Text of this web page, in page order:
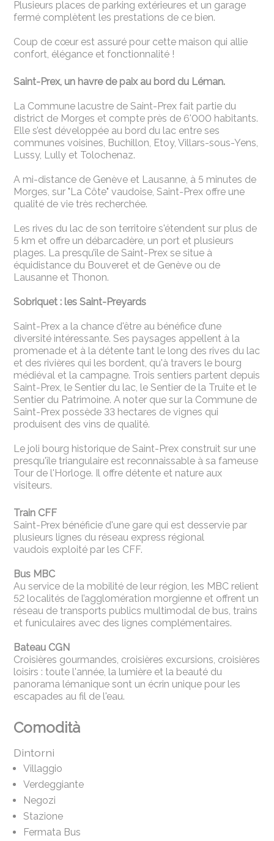
Plusieurs places de parking extérieures et un garage
fermé complètent les prestations de ce bien.
Coup de cœur est assuré pour cette maison qui allie
confort, élégance et fonctionnalité !
Saint-Prex, un havre de paix au bord du Léman.
La Commune lacustre de Saint-Prex fait partie du
district de Morges et compte près de 6'000 habitants.
Elle s’est développée au bord du lac entre ses
communes voisines, Buchillon, Etoy, Villars-sous-Yens,
Lussy, Lully et Tolochenaz.
A mi-distance de Genève et Lausanne, à 5 minutes de
Morges, sur "La Côte" vaudoise, Saint-Prex offre une
qualité de vie très recherchée.
Les rives du lac de son territoire s'étendent sur plus de
5 km et offre un débarcadère, un port et plusieurs
plages. La presqu’île de Saint-Prex se situe à
équidistance du Bouveret et de Genève ou de
Lausanne et Thonon.
Sobriquet : les Saint-Preyards
Saint-Prex a la chance d'être au bénéfice d’une
diversité intéressante. Ses paysages appellent à la
promenade et à la détente tant le long des rives du lac
et des rivières qui les bordent, qu'à travers le bourg
médiéval et la campagne. Trois sentiers partent depuis
Saint-Prex, le Sentier du lac, le Sentier de la Truite et le
Sentier du Patrimoine. A noter que sur la Commune de
Saint-Prex possède 33 hectares de vignes qui
produisent des vins de qualité.
Le joli bourg historique de Saint-Prex construit sur une
presqu'île triangulaire est reconnaissable à sa fameuse
Tour de l'Horloge. Il offre détente et nature aux
visiteurs.
Train CFF
Saint-Prex bénéficie d'une gare qui est desservie par
plusieurs lignes du réseau express régional
vaudois exploité par les CFF.
Bus MBC
Au service de la mobilité de leur région, les MBC relient
52 localités de l’agglomération morgienne et offrent un
réseau de transports publics multimodal de bus, trains
et funiculaires avec des lignes complémentaires.
Bateau CGN
Croisières gourmandes, croisières excursions, croisières
loisirs : toute l'année, la lumière et la beauté du
panorama lémanique sont un écrin unique pour les
escapades au fil de l'eau.
Comodità
Dintorni
Villaggio
Verdeggiante
Negozi
Stazione
Fermata Bus